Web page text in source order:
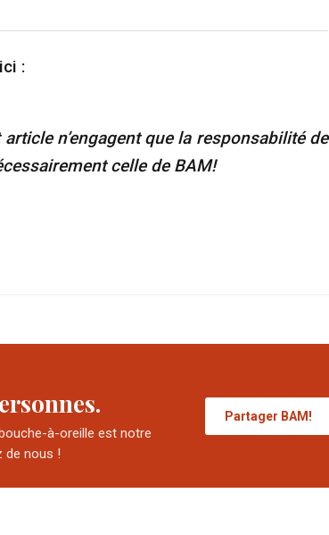
:
n’engagent que la responsabilité de
celle de BAM!
à-oreille est notre
de nous !
Partager BAM!